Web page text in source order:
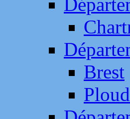
Brest